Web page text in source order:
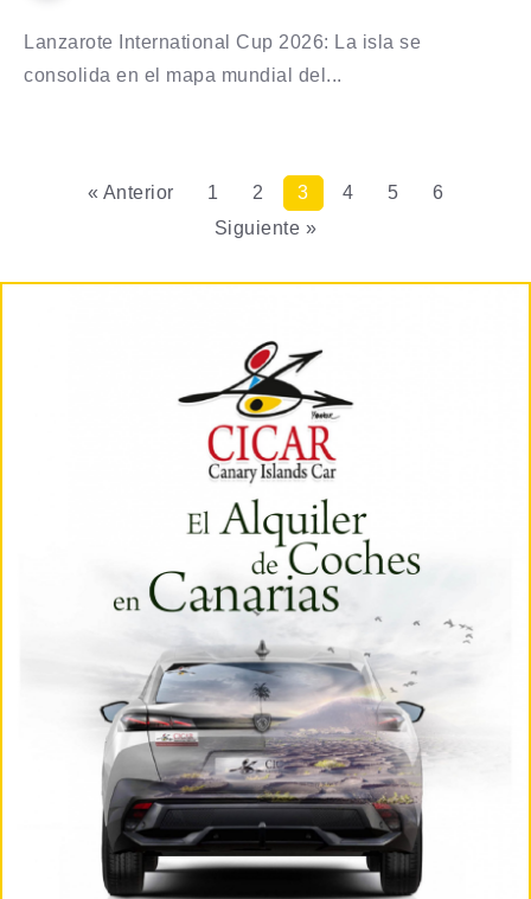
Lanzarote International Cup 2026: La isla se
consolida en el mapa mundial del...
« Anterior 1 2 3 4 5
6
Siguiente »